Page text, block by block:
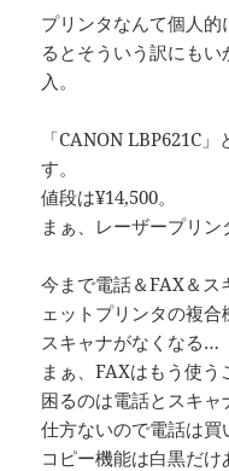
プリンタなんて個人
るとそういう訳にも
入。
「CANON LBP621C
す。
値段は¥14,500。
まぁ、レーザープリン
今まで電話＆FAX＆ス
ェットプリンタの複
スキャナがなくなる…
まぁ、FAXはもう使う
困るのは電話とスキャ
仕方ないので電話は買
コピー機能は白黒だ